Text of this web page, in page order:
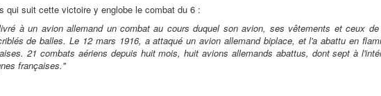
qui suit cette victoire y englobe le combat du 6 :
à un avion allemand un combat au cours duquel son avion, ses vêtements et ceux
de balles. Le 12 mars 1916, a attaqué un avion allemand biplace, et l'a abattu en
21 combats aériens depuis huit mois, huit avions allemands abattus, dont sept à
françaises."